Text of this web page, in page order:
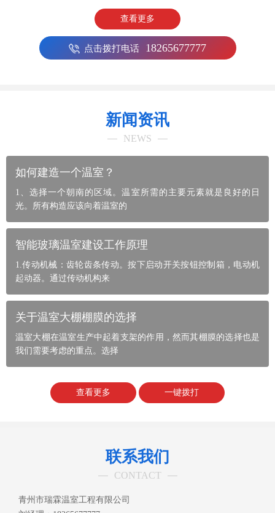
查看更多
点击拨打电话 18265677777
新闻资讯
NEWS
如何建造一个温室？
1、选择一个朝南的区域。温室所需的主要元素就是良好的日
光。所有构造应该向着温室的
智能玻璃温室建设工作原理
1.传动机械：齿轮齿条传动。按下启动开关按钮控制箱，电动机
起动器。通过传动机构来
关于温室大棚棚膜的选择
温室大棚在温室生产中起着支架的作用，然而其棚膜的选择也是
我们需要考虑的重点。选择
查看更多 一键拨打
联系我们
CONTACT
青州市瑞霖温室工程有限公司